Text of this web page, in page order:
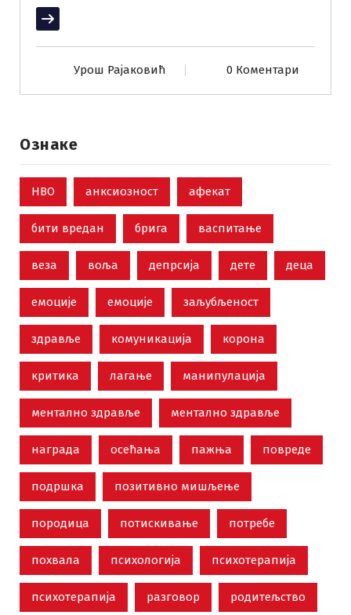
Прочитај више
Урош Рајаковић 0 Коментари
Ознаке
НВО анксиозност афекат
бити вредан брига васпитање
веза воља депрсија дете деца
емоције емоције заљубљеност
здравље комуникација корона
критика лагање манипулација
ментално здравље ментално здравље
награда осећања пажња повреде
подршка позитивно мишљење
породица потискивање потребе
похвала психологија психотерапија
психотерапија разговор родитељство